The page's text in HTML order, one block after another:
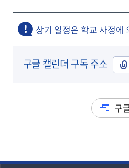
상기 일정은 학교 사정에
구글 캘린더 구독 주소
구